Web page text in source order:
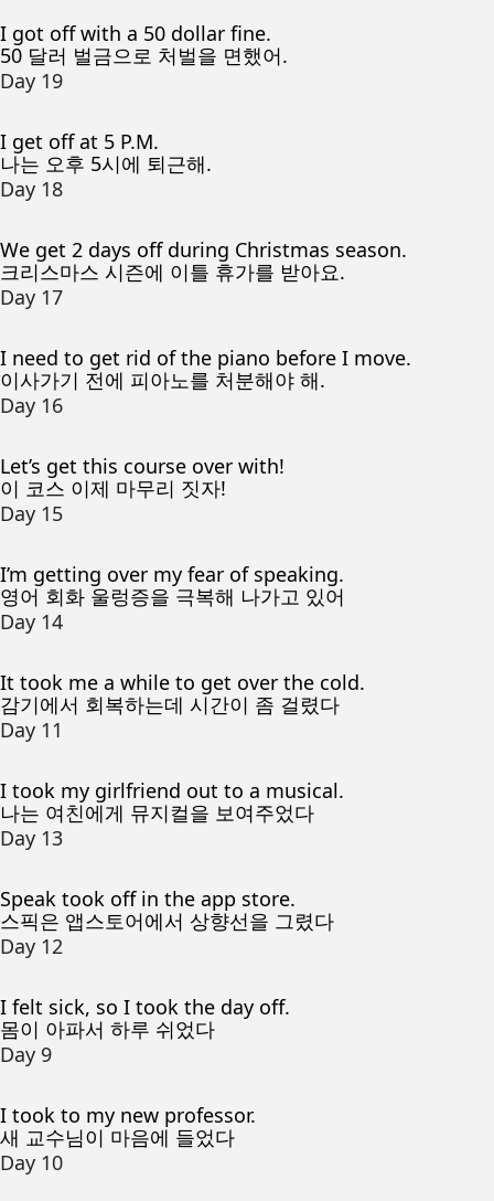
I got off with a 50 dollar fine.
50 달러 벌금으로 처벌을 면했어.
Day 19
I get off at 5 P.M.
나는 오후 5시에 퇴근해.
Day 18
We get 2 days off during Christmas season.
크리스마스 시즌에 이틀 휴가를 받아요.
Day 17
I need to get rid of the piano before I move.
이사가기 전에 피아노를 처분해야 해.
Day 16
Let’s get this course over with!
이 코스 이제 마무리 짓자!
Day 15
I’m getting over my fear of speaking.
영어 회화 울렁증을 극복해 나가고 있어
Day 14
It took me a while to get over the cold.
감기에서 회복하는데 시간이 좀 걸렸다
Day 11
I took my girlfriend out to a musical.
나는 여친에게 뮤지컬을 보여주었다
Day 13
Speak took off in the app store.
스픽은 앱스토어에서 상향선을 그렸다
Day 12
I felt sick, so I took the day off.
몸이 아파서 하루 쉬었다
Day 9
I took to my new professor.
새 교수님이 마음에 들었다
Day 10